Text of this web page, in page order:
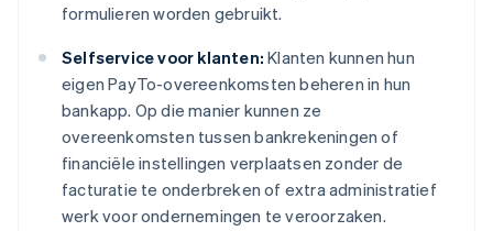
formulieren worden gebruikt.
Selfservice voor klanten: Klanten kunnen hun
eigen PayTo-overeenkomsten beheren in hun
bankapp. Op die manier kunnen ze
overeenkomsten tussen bankrekeningen of
financiële instellingen verplaatsen zonder de
facturatie te onderbreken of extra administratief
werk voor ondernemingen te veroorzaken.